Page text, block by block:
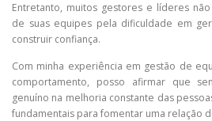
Entretanto, muitos gestores e líderes
de suas equipes pela dificuldade em
construir confiança.
Com minha experiência em gestão de
comportamento, posso afirmar que
genuíno na melhoria constante das
fundamentais para fomentar uma relação